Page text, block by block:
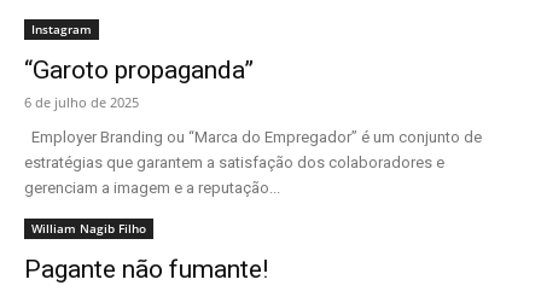
Instagram
“Garoto propaganda”
6 de julho de 2025
Employer Branding ou “Marca do Empregador” é um conjunto de
estratégias que garantem a satisfação dos colaboradores e
gerenciam a imagem e a reputação...
William Nagib Filho
Pagante não fumante!